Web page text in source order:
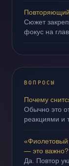
Сюжет
фокус на
ВОПРОСЫ
Почему
Обычно это
реакциями и
«Фиолетовый
— это важно?
Да. Повтор